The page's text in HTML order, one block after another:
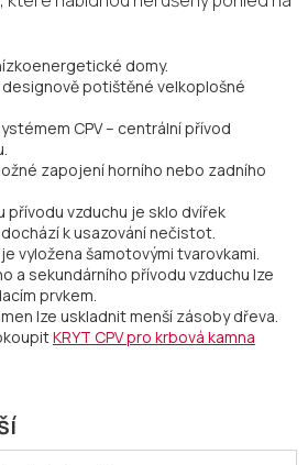
domy.
designově potištěné velkoplošné
CPV – centrální přívod
zapojení horního nebo zadního
přívodu vzduchu je sklo dvířek
k usazování nečistot.
vyložena šamotovými tvarovkami.
a sekundárního přívodu vzduchu lze
prvkem.
lze uskladnit menší zásoby dřeva.
KRYT CPV pro krbová kamna